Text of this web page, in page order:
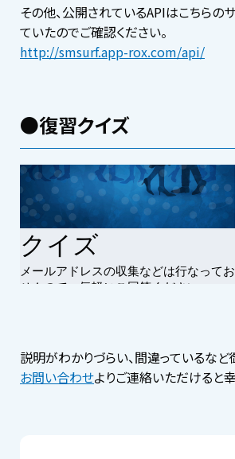
その他、公開されているAPIはこちらの
ていたのでご確認ください。
http://smsurf.app-rox.com/api/
●復習クイズ
説明がわかりづらい、間違っているな
お問い合わせよりご連絡いただけると幸